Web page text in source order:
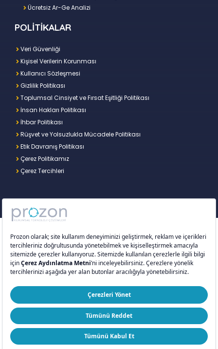
Ücretsiz Ar-Ge Analizi
POLİTİKALAR
Veri Güvenliği
Kişisel Verilerin Korunması
Kullanıcı Sözleşmesi
Gizlilik Politikası
Toplumsal Cinsiyet ve Fırsat Eşitliği Politikası
İnsan Hakları Politikası
İhbar Politikası
Rüşvet ve Yolsuzlukla Mücadele Politikası
Etik Davranış Politikası
Çerez Politikamız
Çerez Tercihleri
Copyright © 2026 – Prozon. Prozon markası ve
Prozon Kurumsal Teknoloji Çözümleri Anonim
Şirketi,Proventus Danışmanlık Limited Şirketi’nin
tescilli markası ve teknoloji şirketidir.
ISO 9001:2015 ISO/IEC 27001:2022 ISO 20000-1:2018